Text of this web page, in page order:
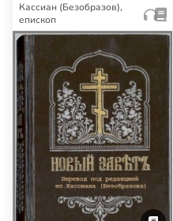
Кассиан (Безобразов),
епископ